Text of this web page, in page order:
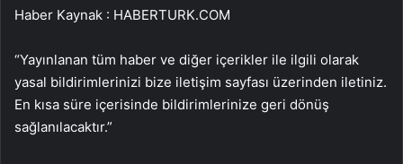
Haber Kaynak : HABERTURK.COM
“Yayınlanan tüm haber ve diğer içerikler ile ilgili olarak
yasal bildirimlerinizi bize iletişim sayfası üzerinden iletiniz.
En kısa süre içerisinde bildirimlerinize geri dönüş
sağlanılacaktır.”